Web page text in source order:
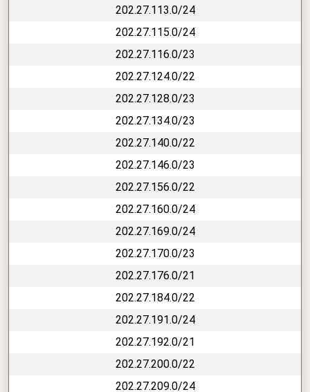
202.27.113.0/24
202.27.115.0/24
202.27.116.0/23
202.27.124.0/22
202.27.128.0/23
202.27.134.0/23
202.27.140.0/22
202.27.146.0/23
202.27.156.0/22
202.27.160.0/24
202.27.169.0/24
202.27.170.0/23
202.27.176.0/21
202.27.184.0/22
202.27.191.0/24
202.27.192.0/21
202.27.200.0/22
202.27.209.0/24